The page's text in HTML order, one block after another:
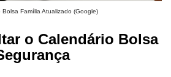
Bolsa Família Atualizado (Google)
o Calendário Bolsa